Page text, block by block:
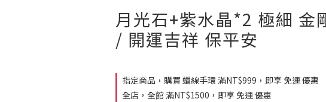
月光石+紫水晶*2 極細 金
/ 開運吉祥 保平安
指定商品，購買 蠟線手環 滿NT$999，即享 免運 優惠
全店，全館 滿NT$1500，即享 免運 優惠